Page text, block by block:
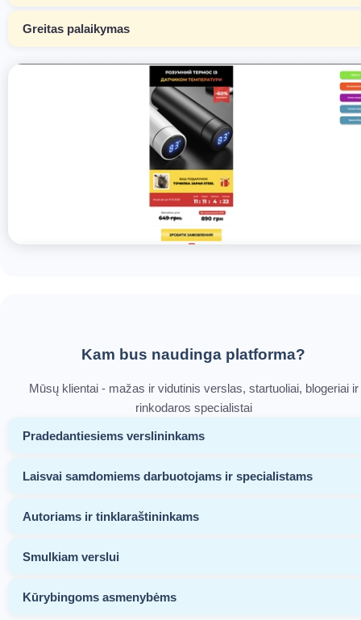
Greitas palaikymas
Kam bus naudinga platforma?
Mūsų klientai - mažas ir vidutinis verslas, startuoliai, blogeriai ir
rinkodaros specialistai
Pradedantiesiems verslininkams
Laisvai samdomiems darbuotojams ir specialistams
Autoriams ir tinklaraštininkams
Smulkiam verslui
Kūrybingoms asmenybėms